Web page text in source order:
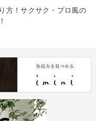
方！サクサク・プロ風の